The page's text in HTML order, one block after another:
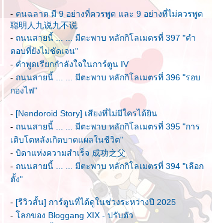
- คนฉลาด มี 9 อย่างที่ควรพูด และ 9 อย่างที่ไม่ควรพูด
聪明人九说九不说
- ถนนสายนี้ ... ... มีตะพาบ หลักกิโลเมตรที่ 397 "คำ
ตอบที่ยังไม่ชัดเจน"
- คำพูดเรียกกำลังใจในการ์ตูน IV
- ถนนสายนี้ ... ... มีตะพาบ หลักกิโลเมตรที่ 396 "รอบ
กองไฟ"
- [Nendoroid Story] เสียงที่ไม่มีใครได้ยิน
- ถนนสายนี้ ... ... มีตะพาบ หลักกิโลเมตรที่ 395 "การ
เติบโตหลังเกิดบาดแผลในชีวิต"
- บิดาแห่งความสำเร็จ 成功之父
- ถนนสายนี้ ... ... มีตะพาบ หลักกิโลเมตรที่ 394 "เลือก
ตั้ง"
- [รีวิวสั้น] การ์ตูนที่ได้ดูในช่วงระหว่างปี 2025
- ลกของ Bloggang XIX - ปรับตัว